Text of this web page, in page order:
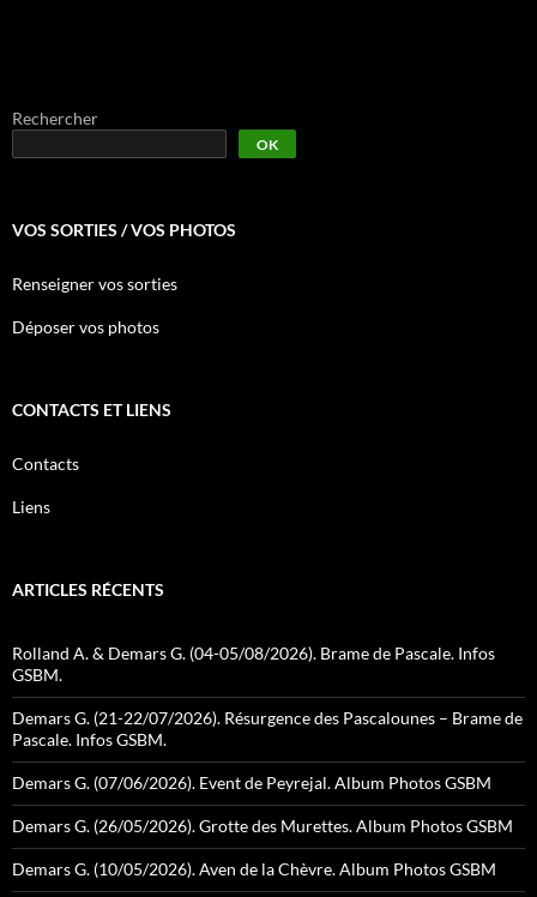
Rechercher
OK
VOS SORTIES / VOS PHOTOS
Renseigner vos sorties
Déposer vos photos
CONTACTS ET LIENS
Contacts
Liens
ARTICLES RÉCENTS
Rolland A. & Demars G. (04-05/08/2026). Brame de Pascale. Infos
GSBM.
Demars G. (21-22/07/2026). Résurgence des Pascalounes – Brame de
Pascale. Infos GSBM.
Demars G. (07/06/2026). Event de Peyrejal. Album Photos GSBM
Demars G. (26/05/2026). Grotte des Murettes. Album Photos GSBM
Demars G. (10/05/2026). Aven de la Chèvre. Album Photos GSBM